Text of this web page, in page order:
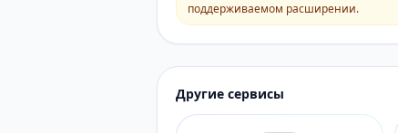
поддерживаемом расширении.
Другие сервисы